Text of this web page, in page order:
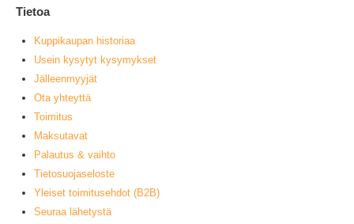
Tietoa
Kuppikaupan historiaa
Usein kysytyt kysymykset
Jälleenmyyjät
Ota yhteyttä
Toimitus
Maksutavat
Palautus & vaihto
Tietosuojaseloste
Yleiset toimitusehdot (B2B)
Seuraa lähetystä